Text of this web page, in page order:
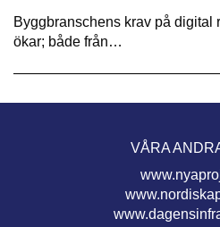
Byggbranschens krav på digital
ökar; både från…
VÅRA